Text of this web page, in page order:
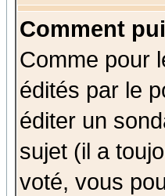
Comment
Comme pour
édités par le
éditer un
sujet (il a
voté, vous